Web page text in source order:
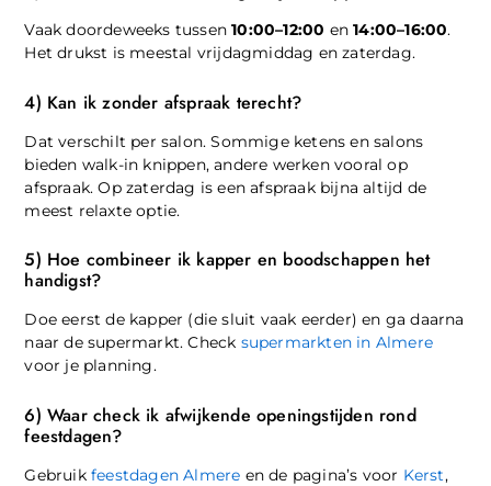
Vaak doordeweeks tussen10:00–12:00 en14:00–16:00.
Het drukst is meestal vrijdagmiddag en zaterdag.
4) Kan ik zonder afspraak terecht?
Dat verschilt per salon. Sommige ketens en salons
bieden walk-in knippen, andere werken vooral op
afspraak. Op zaterdag is een afspraak bijna altijd de
meest relaxte optie.
5) Hoe combineer ik kapper en boodschappen het
handigst?
Doe eerst de kapper (die sluit vaak eerder) en ga daarna
naar de supermarkt. Check supermarkten in Almere
voor je planning.
6) Waar check ik afwijkende openingstijden rond
feestdagen?
Gebruik feestdagen Almere en de pagina’s voor Kerst,